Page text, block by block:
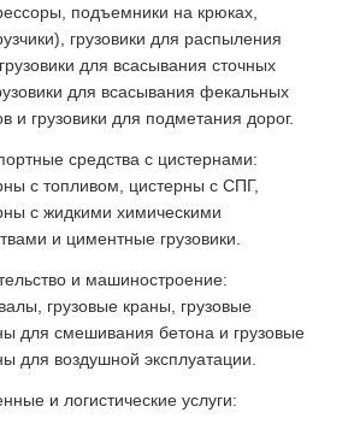
подъемники на крюках,
грузовики для распыления
для всасывания сточных
для всасывания фекальных
и грузовики для подметания дорог.
средства с цистернами:
с топливом, цистерны с СПГ,
с жидкими химическими
и циментные грузовики.
и машиностроение:
грузовые краны, грузовые
для смешивания бетона и грузовые
для воздушной эксплуатации.
и логистические услуги: